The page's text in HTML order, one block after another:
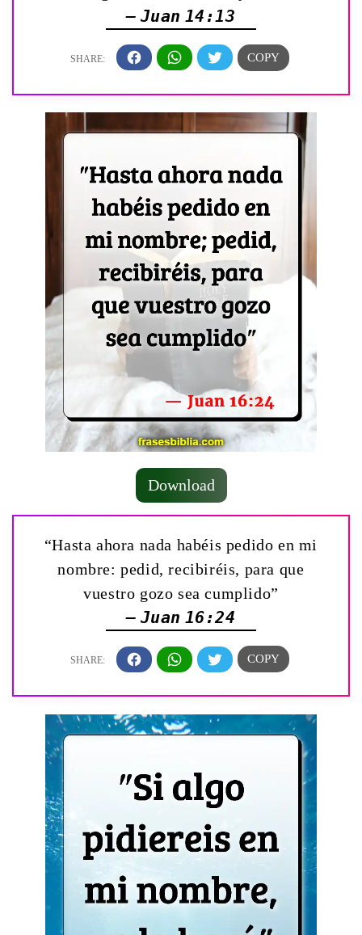
— Juan 14:13
Download
“Hasta ahora nada habéis pedido en mi
nombre: pedid, recibiréis, para que
vuestro gozo sea cumplido”
— Juan 16:24